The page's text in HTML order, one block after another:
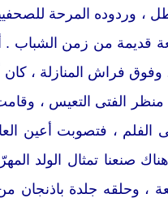
، وردوده المرحة
قديمة من زمن الشباب .
فراش المنازلة ، كان
منظر الفتى التعيس ،
الفلم ، فتصوبت أعين
صنعنا تمثال الولد
، وحلقه جلدة باذنجان